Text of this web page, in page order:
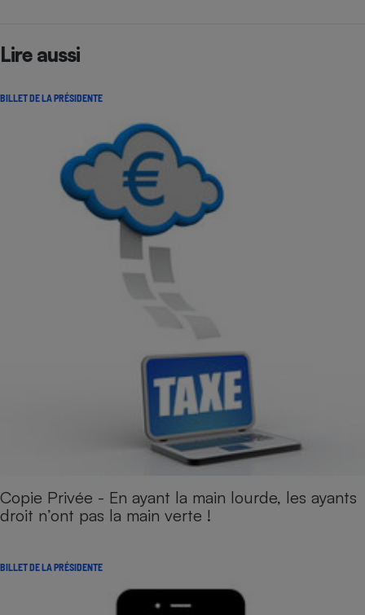
Lire aussi
BILLET DE LA PRÉSIDENTE
Copie Privée - En ayant la main lourde, les ayants
droit n’ont pas la main verte !
BILLET DE LA PRÉSIDENTE